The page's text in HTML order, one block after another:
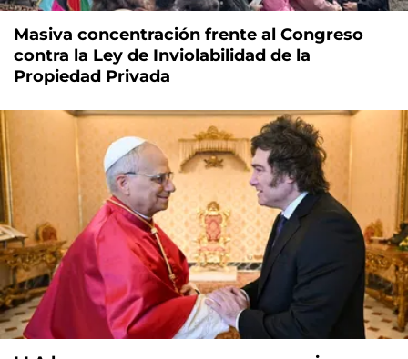
Masiva concentración frente al Congreso
contra la Ley de Inviolabilidad de la
Propiedad Privada